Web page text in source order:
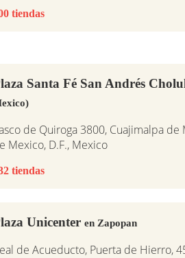
tiendas
Santa Fé San Andrés
de Quiroga 3800, Cuajimalpa de
Mexico, D.F., Mexico
tiendas
Unicenter en Zapopan
de Acueducto, Puerta de Hierro,